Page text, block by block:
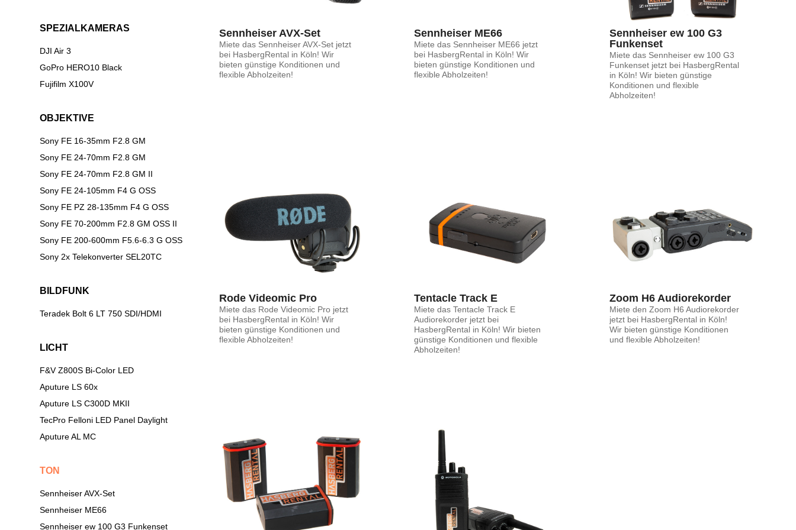
SPEZIALKAMERAS
DJI Air 3
GoPro HERO10 Black
Fujifilm X100V
OBJEKTIVE
Sony FE 16-35mm F2.8 GM
Sony FE 24-70mm F2.8 GM
Sony FE 24-70mm F2.8 GM II
Sony FE 24-105mm F4 G OSS
Sony FE PZ 28-135mm F4 G OSS
Sony FE 70-200mm F2.8 GM OSS II
Sony FE 200-600mm F5.6-6.3 G OSS
Sony 2x Telekonverter SEL20TC
BILDFUNK
Teradek Bolt 6 LT 750 SDI/HDMI
LICHT
F&V Z800S Bi-Color LED
Aputure LS 60x
Aputure LS C300D MKII
TecPro Felloni LED Panel Daylight
Aputure AL MC
TON
Sennheiser AVX-Set
Sennheiser ME66
Sennheiser ew 100 G3 Funkenset
Sennheiser AVX-Set
Miete das Sennheiser AVX-Set jetzt
bei HasbergRental in Köln! Wir
bieten günstige Konditionen und
flexible Abholzeiten!
Sennheiser ME66
Miete das Sennheiser ME66 jetzt
bei HasbergRental in Köln! Wir
bieten günstige Konditionen und
flexible Abholzeiten!
Sennheiser ew 100 G3
Funkenset
Miete das Sennheiser ew 100 G3
Funkenset jetzt bei HasbergRental
in Köln! Wir bieten günstige
Konditionen und flexible
Abholzeiten!
Rode Videomic Pro
Miete das Rode Videomic Pro jetzt
bei HasbergRental in Köln! Wir
bieten günstige Konditionen und
flexible Abholzeiten!
Tentacle Track E
Miete das Tentacle Track E
Audiorekorder jetzt bei
HasbergRental in Köln! Wir bieten
günstige Konditionen und flexible
Abholzeiten!
Zoom H6 Audiorekorder
Miete den Zoom H6 Audiorekorder
jetzt bei HasbergRental in Köln!
Wir bieten günstige Konditionen
und flexible Abholzeiten!